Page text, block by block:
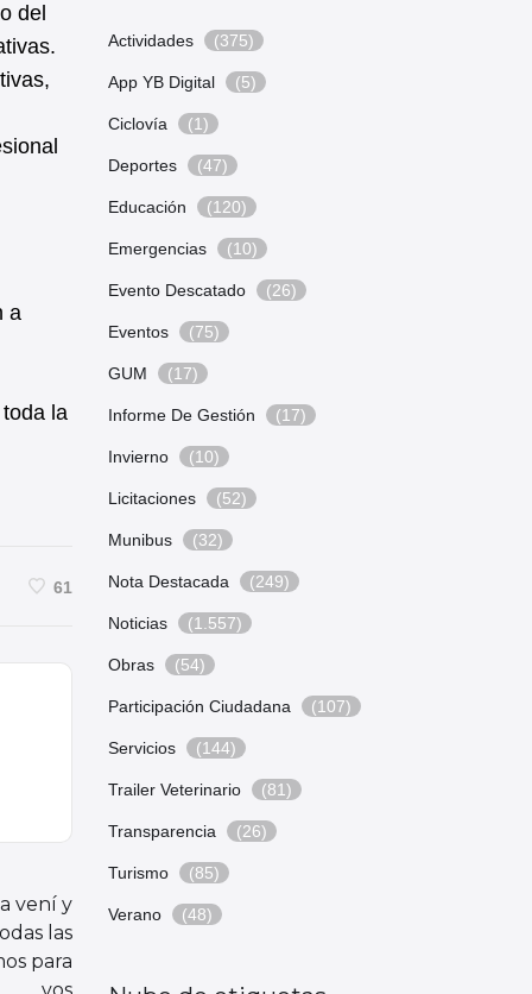
del
a
la
61
vení y
las
para
Actividades (375)
App YB Digital (5)
Ciclovía (1)
Deportes (47)
Educación (120)
Emergencias (10)
Evento Descatado (26)
Eventos (75)
GUM (17)
Informe De Gestión (17)
Invierno (10)
Licitaciones (52)
Munibus (32)
Nota Destacada (249)
Noticias (1.557)
Obras (54)
Participación Ciudadana (107)
Servicios (144)
Trailer Veterinario (81)
Transparencia (26)
Turismo (85)
Verano (48)